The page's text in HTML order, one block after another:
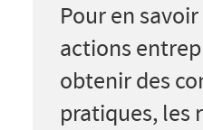
Pour en
actions
obtenir des
pratiques, les